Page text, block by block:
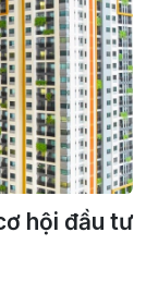
hội đầu tư